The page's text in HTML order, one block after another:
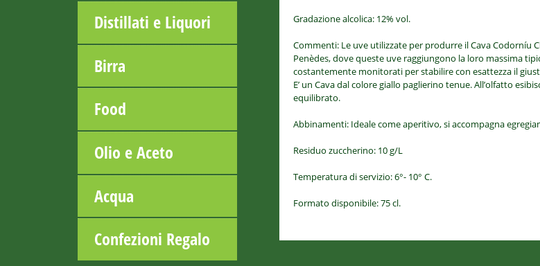
Distillati e Liquori
Birra
Food
Olio e Aceto
Acqua
Confezioni Regalo
Gradazione alcolica: 12% vol.
Commenti: Le uve utilizzate per produrre il Cava Codorníu
Penèdes, dove queste uve raggiungono la loro massima
costantemente monitorati per stabilire con esattezza il
E’ un Cava dal colore giallo paglierino tenue. All’olfatto
equilibrato.
Abbinamenti: Ideale come aperitivo, si accompagna
Residuo zuccherino: 10 g/L
Temperatura di servizio:6°- 10° C.
Formato disponibile:75 cl.